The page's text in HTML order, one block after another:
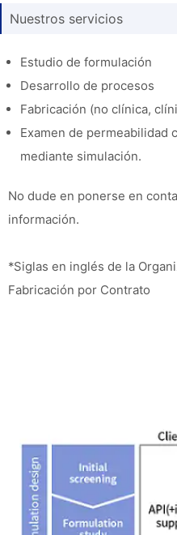
Nuestros servicios
Estudio de formulación
Desarrollo de procesos
Fabricación (no clínica,
Examen de permeabilidad
mediante simulación.
No dude en ponerse en
información.
*Siglas en inglés de la
Fabricación por Contrato